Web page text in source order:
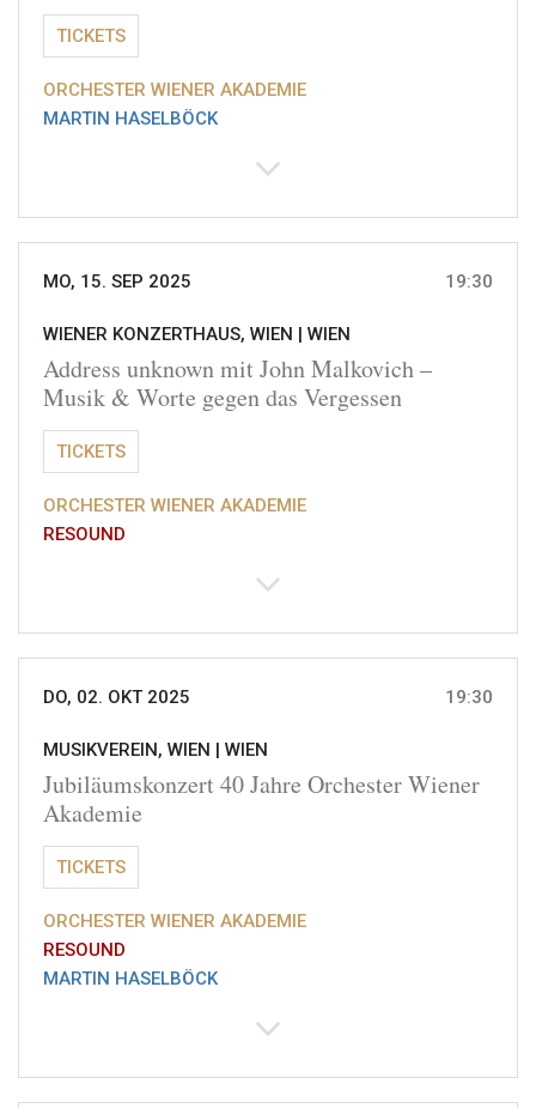
TICKETS
ORCHESTER WIENER AKADEMIE
MARTIN HASELBÖCK
MO, 15. SEP 2025 19:30
WIENER KONZERTHAUS, WIEN | WIEN
Address unknown mit John Malkovich –
Musik & Worte gegen das Vergessen
TICKETS
ORCHESTER WIENER AKADEMIE
RESOUND
DO, 02. OKT 2025 19:30
MUSIKVEREIN, WIEN | WIEN
Jubiläumskonzert 40 Jahre Orchester Wiener
Akademie
TICKETS
ORCHESTER WIENER AKADEMIE
RESOUND
MARTIN HASELBÖCK